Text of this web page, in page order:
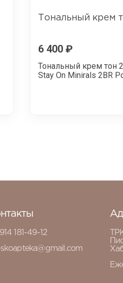
Тональный крем
6 400 ₽
Тональный крем тон
Stay On Minirals 2BR
181-49-12